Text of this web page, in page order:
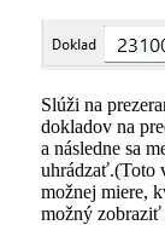
Slúži na
dokladov na
a následne sa
uhrádzať.(Toto
možnej miere,
možný